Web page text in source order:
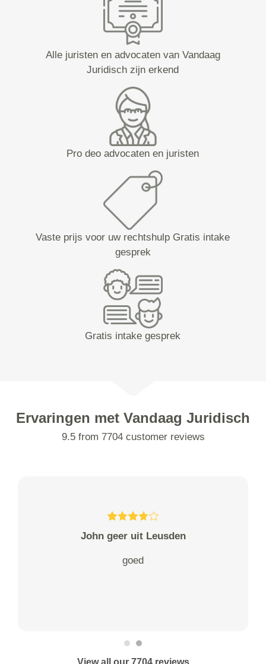
Alle juristen en advocaten van Vandaag
Juridisch zijn erkend
Pro deo advocaten en juristen
Vaste prijs voor uw rechtshulp Gratis intake
gesprek
Gratis intake gesprek
Ervaringen met Vandaag Juridisch
9.5 from 7704 customer reviews
John geer uit Leusden
goed